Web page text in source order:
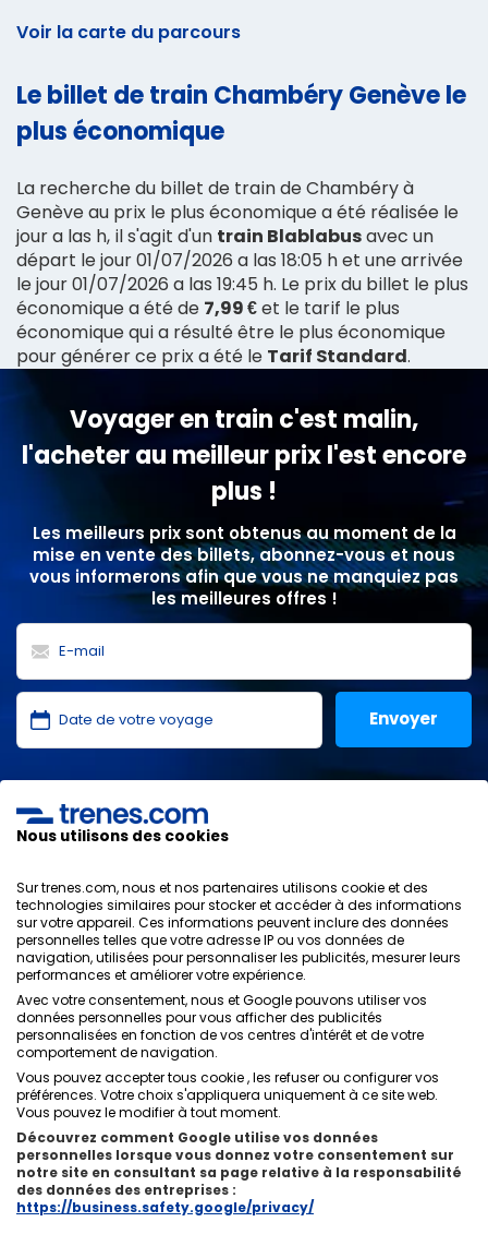
Voir la carte du parcours
Le billet de train Chambéry Genève le
plus économique
La recherche du billet de train de Chambéry à
Genève au prix le plus économique a été réalisée le
jour a las h, il s'agit d'un train Blablabusavec un
départ le jour 01/07/2026 a las 18:05 h et une arrivée
le jour 01/07/2026 a las 19:45 h. Le prix du billet le plus
économique a été de 7,99 €et le tarif le plus
économique qui a résulté être le plus économique
pour générer ce prix a été le Tarif Standard.
Voyager en train c'est malin,
l'acheter au meilleur prix l'est encore
plus !
Les meilleurs prix sont obtenus au moment de la
mise en vente des billets, abonnez-vous et nous
vous informerons afin que vous ne manquiez pas
les meilleures offres !
protection des données
ONLINE TRAVEL SOLUTIONS.
Politique de confidentialité
Conditions générales
Politique de sécurité
Contacts
Qui sommes-nous ixigo
Copyright © Trenes.com. Tous droits réservés.
Nous utilisons des cookies
Sur trenes.com, nous et nos partenaires utilisons cookie et des
technologies similaires pour stocker et accéder à des informations
sur votre appareil. Ces informations peuvent inclure des données
personnelles telles que votre adresse IP ou vos données de
navigation, utilisées pour personnaliser les publicités, mesurer leurs
performances et améliorer votre expérience.
Avec votre consentement, nous et Google pouvons utiliser vos
données personnelles pour vous afficher des publicités
personnalisées en fonction de vos centres d'intérêt et de votre
comportement de navigation.
Vous pouvez accepter tous cookie , les refuser ou configurer vos
préférences. Votre choix s'appliquera uniquement à ce site web.
Vous pouvez le modifier à tout moment.
Découvrez comment Google utilise vos données
personnelles lorsque vous donnez votre consentement sur
notre site en consultant sa page relative à la responsabilité
des données des entreprises :
https://business.safety.google/privacy/